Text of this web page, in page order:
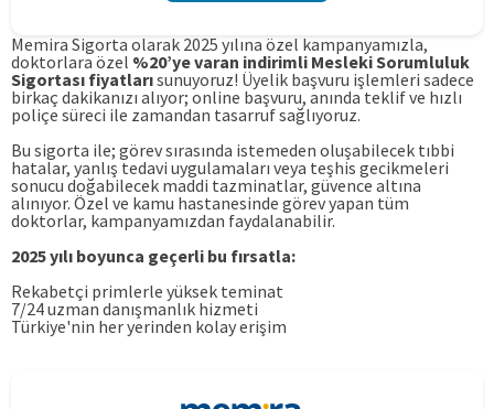
Memira Sigorta olarak 2025 yılına özel kampanyamızla,
doktorlara özel %20’ye varan indirimli Mesleki Sorumluluk
Sigortası fiyatlarısunuyoruz! Üyelik başvuru işlemleri sadece
birkaç dakikanızı alıyor; online başvuru, anında teklif ve hızlı
poliçe süreci ile zamandan tasarruf sağlıyoruz.
Bu sigorta ile; görev sırasında istemeden oluşabilecek tıbbi
hatalar, yanlış tedavi uygulamaları veya teşhis gecikmeleri
sonucu doğabilecek maddi tazminatlar, güvence altına
alınıyor. Özel ve kamu hastanesinde görev yapan tüm
doktorlar, kampanyamızdan faydalanabilir.
2025 yılı boyunca geçerli bu fırsatla:
Rekabetçi primlerle yüksek teminat
7/24 uzman danışmanlık hizmeti
Türkiye'nin her yerinden kolay erişim